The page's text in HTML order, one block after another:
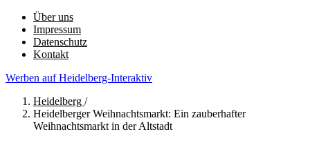
Über uns
Impressum
Datenschutz
Kontakt
Werben auf Heidelberg-Interaktiv
Heidelberg /
Heidelberger Weihnachtsmarkt: Ein zauberhafter
Weihnachtsmarkt in der Altstadt